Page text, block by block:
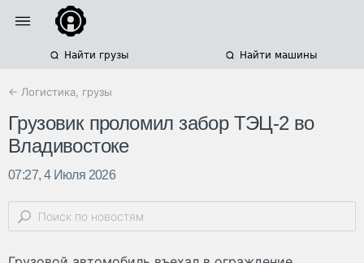
Найти грузы Найти машины
← Логистика, грузы
Грузовик проломил забор ТЭЦ-2 во
Владивостоке
07:27, 4 Июля 2026